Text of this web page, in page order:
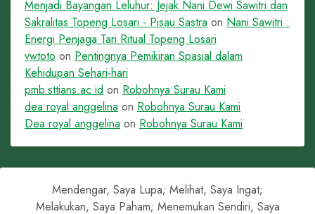
Menjadi Bayangan Leluhur: Jejak Nani Dewi Sawitri dan
Sakralitas Topeng Losari - Pisau Sastra on Nani Sawitri :
Energi Penjaga Tari Ritual Topeng Losari
vwtoto on Pentingnya Pemikiran Spasial dalam
Kehidupan Sehari-hari
pmb.sttians.ac.id on Robohnya Surau Kami
dea royal anggelina on Robohnya Surau Kami
Dea royal anggelina on Robohnya Surau Kami
Mendengar, Saya Lupa; Melihat, Saya Ingat;
Melakukan, Saya Paham; Menemukan Sendiri, Saya